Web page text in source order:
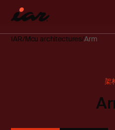
IAR Mcu architectures Arm
架